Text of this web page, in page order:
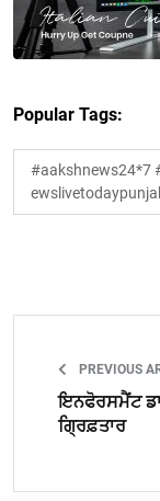
Popular Tags:
#aakshnews24*7
PREVIOUS
ਇਨਫੋਰਸਮੈਂਟ
ਗ੍ਰਿਫ਼ਤਾਰ